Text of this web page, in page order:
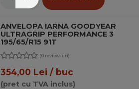
ANVELOPA IARNA GOODYEAR
ULTRAGRIP PERFORMANCE 3
195/65/R15 91T
(0 review-uri)
354,00 Lei / buc
(pret cu TVA inclus)